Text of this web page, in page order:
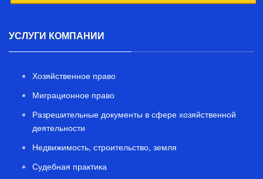
УСЛУГИ КОМПАНИИ
Хозяйственное право
Миграционное право
Разрешительные документы в сфере хозяйственной
деятельности
Недвижимость, строительство, земля
Судебная практика